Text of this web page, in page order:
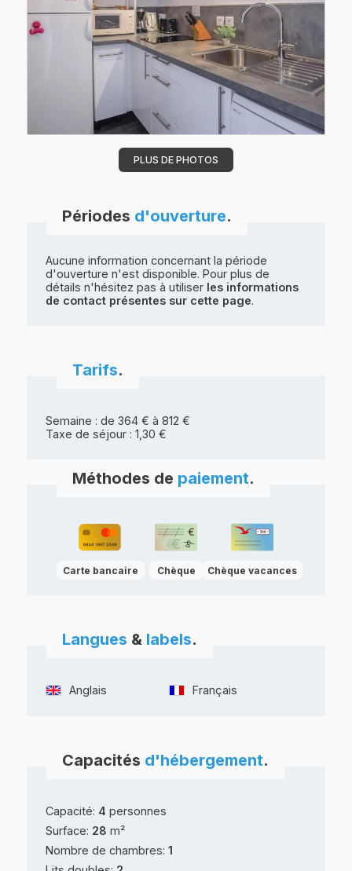
PLUS DE PHOTOS
Périodes d'ouverture.
Aucune information concernant la période
d'ouverture n'est disponible. Pour plus de
détails n'hésitez pas à utiliser les informations
de contact présentes sur cette page.
Tarifs.
Semaine : de 364 € à 812 €
Taxe de séjour : 1,30 €
Méthodes de paiement.
Carte bancaireChèque Chèque vacances
Langues & labels.
Anglais Français
Capacités d'hébergement.
Capacité: 4 personnes
Surface: 28 m²
Nombre de chambres:1